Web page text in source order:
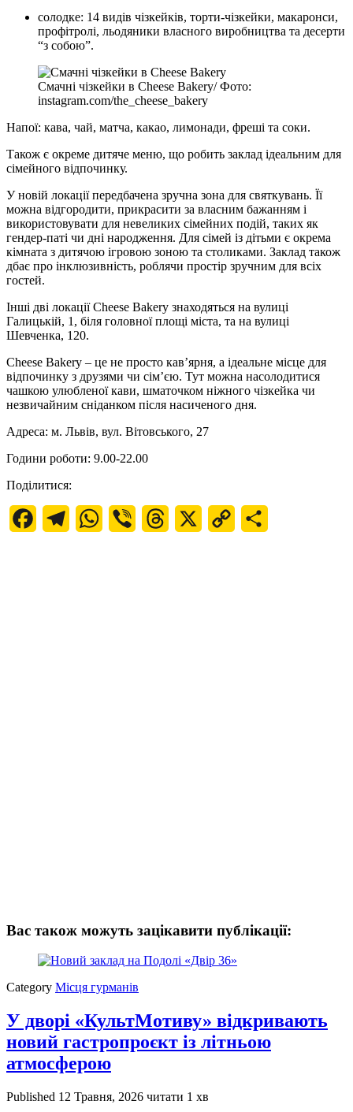
cолодке: 14 видів чізкейків, торти-чізкейки, макаронси,
профітролі, льодяники власного виробництва та десерти
“з собою”.
Cмачні чізкейки в Cheese Bakery/ Фото:
instagram.com/the_cheese_bakery
Напої: кава, чай, матча, какао, лимонади, фреші та соки.
Також є окреме дитяче меню, що робить заклад ідеальним для
сімейного відпочинку.
У новій локації передбачена зручна зона для святкувань. Її
можна відгородити, прикрасити за власним бажанням і
використовувати для невеликих сімейних подій, таких як
гендер-паті чи дні народження. Для сімей із дітьми є окрема
кімната з дитячою ігровою зоною та столиками. Заклад також
дбає про інклюзивність, роблячи простір зручним для всіх
гостей.
Інші дві локації Cheese Bakery знаходяться на вулиці
Галицькій, 1, біля головної площі міста, та на вулиці
Шевченка, 120.
Cheese Bakery – це не просто кав’ярня, а ідеальне місце для
відпочинку з друзями чи сім’єю. Тут можна насолодитися
чашкою улюбленої кави, шматочком ніжного чізкейка чи
незвичайним сніданком після насиченого дня.
Адреса: м. Львів, вул. Вітовського, 27
Години роботи: 9.00-22.00
Поділитися:
FacebookTelegramWhatsApp
Viber Threads
Copy
Вас також можуть зацікавити публікації:
Category Місця гурманів
У дворі «КультМотиву» відкривають
новий гастропроєкт із літньою
атмосферою
Published 12 Травня, 2026 читати 1 хв